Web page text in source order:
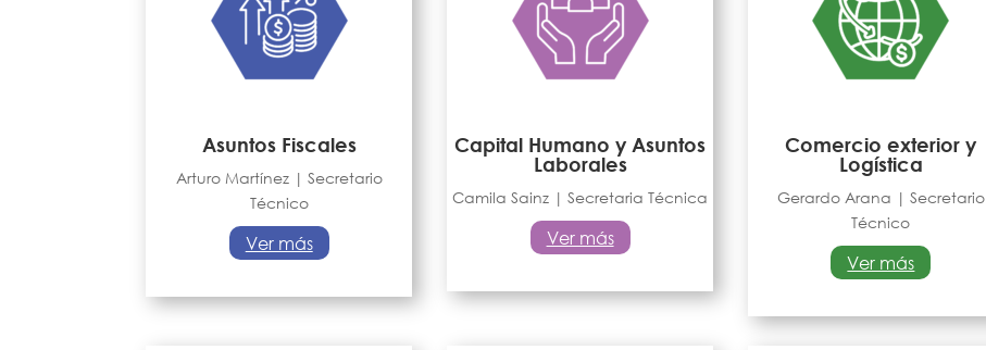
Asuntos Fiscales
Arturo Martínez | Secretario
Técnico
Ver más
Capital Humano y Asuntos
Laborales
Camila Sainz | Secretaria Técnica
Ver más
Comercio exterior y
Logística
Gerardo Arana | Secretario
Técnico
Ver más